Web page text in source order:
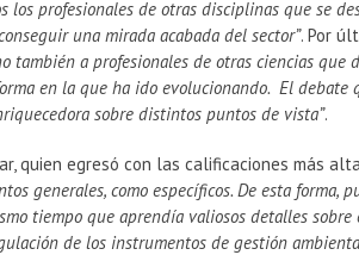
los profesionales de otras disciplinas que se
una mirada acabada del sector”. Por
también a profesionales de otras ciencias
en la que ha ido evolucionando. El
sobre distintos puntos de vista”.
quien egresó con las calificaciones más
generales, como específicos. De esta
tiempo que aprendía valiosos detalles
de los instrumentos de gestión